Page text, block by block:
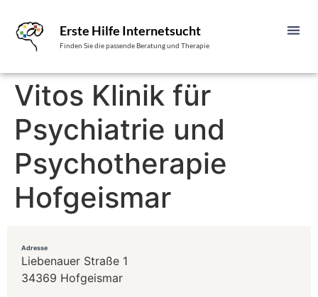
Erste Hilfe Internetsucht
Finden Sie die passende Beratung und Therapie
Vitos Klinik für
Psychiatrie und
Psychotherapie
Hofgeismar
Adresse
Liebenauer Straße 1
34369 Hofgeismar